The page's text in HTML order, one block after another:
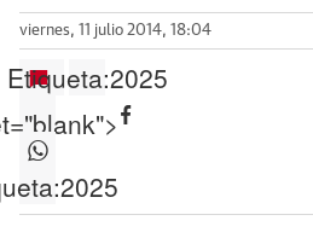
viernes, 11 julio 2014, 18:04
Etiqueta:2025
2025